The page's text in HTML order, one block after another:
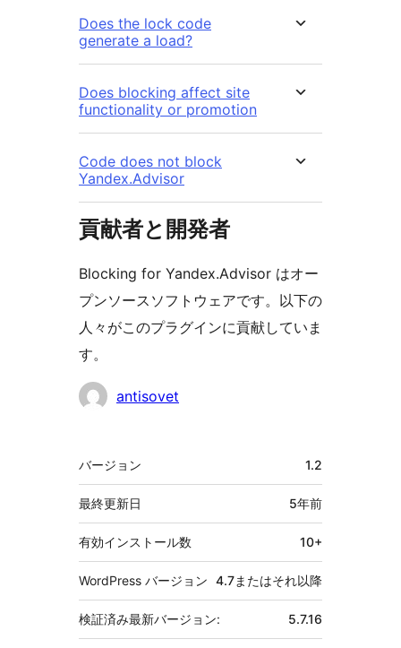
Does the lock code
generate a load?
Does blocking affect site
functionality or promotion
Code does not block
Yandex.Advisor
貢献者と開発者
Blocking for Yandex.Advisor はオー
プンソースソフトウェアです。以下の
人々がこのプラグインに貢献していま
す。
貢
antisovet
メ
タ
バージョン 1.2
最終更新日 5年前
有効インストール数 10+
WordPress バージョン 4.7またはそれ以降
検証済み最新バージョン: 5.7.16